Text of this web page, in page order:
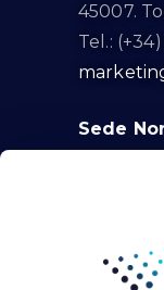
45007.
Tel.:
Sede
Calle
Tel.: